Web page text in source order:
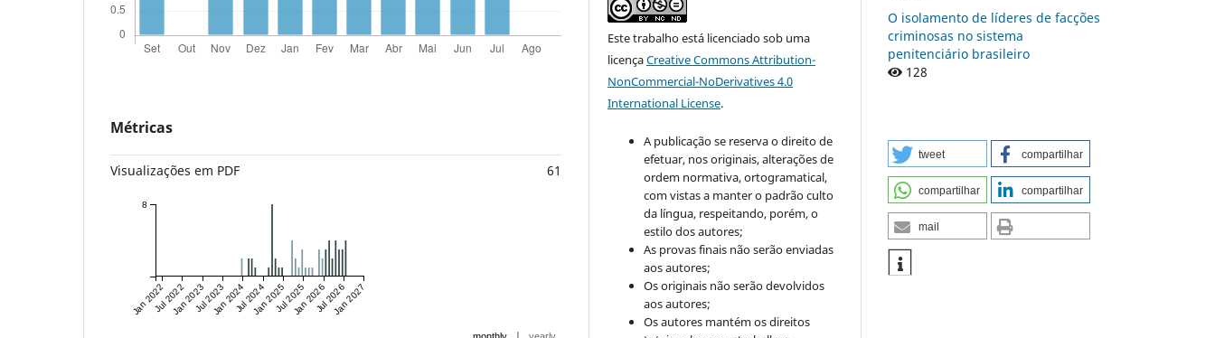
Métricas
Visualizações em PDF 61
Jan 2022Jul 2022Jan 2023Jul 2023Jan 2024Jul 2024Jan 2025Jul 2025Jan 2026Jul 2026Jan 2027
8
Este trabalho está licenciado sob uma
licençaCreative Commons Attribution-
NonCommercial-NoDerivatives 4.0
International License.
A publicação se reserva o direito de
efetuar, nos originais, alterações de
ordem normativa, ortogramatical,
com vistas a manter o padrão culto
da língua, respeitando, porém, o
estilo dos autores;
As provas finais não serão enviadas
aos autores;
Os originais não serão devolvidos
aos autores;
Os autores mantém os direitos
O isolamento de líderes de facções
criminosas no sistema
penitenciário brasileiro
128
tweet compartilhar
compartilhar compartilhar
mail